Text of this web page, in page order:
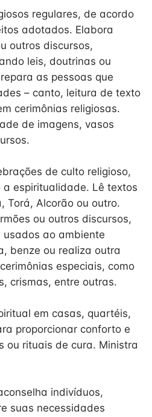
regulares, de acordo
adotados. Elabora
outros discursos,
leis, doutrinas ou
as pessoas que
– canto, leitura de texto
cerimônias religiosas.
de imagens, vasos
de culto religioso,
a espiritualidade. Lê textos
Torá, Alcorão ou outro.
ou outros discursos,
ao ambiente
benze ou realiza outra
especiais, como
crismas, entre outras.
em casas, quartéis,
proporcionar conforto e
ou rituais de cura. Ministra
indivíduos,
suas necessidades